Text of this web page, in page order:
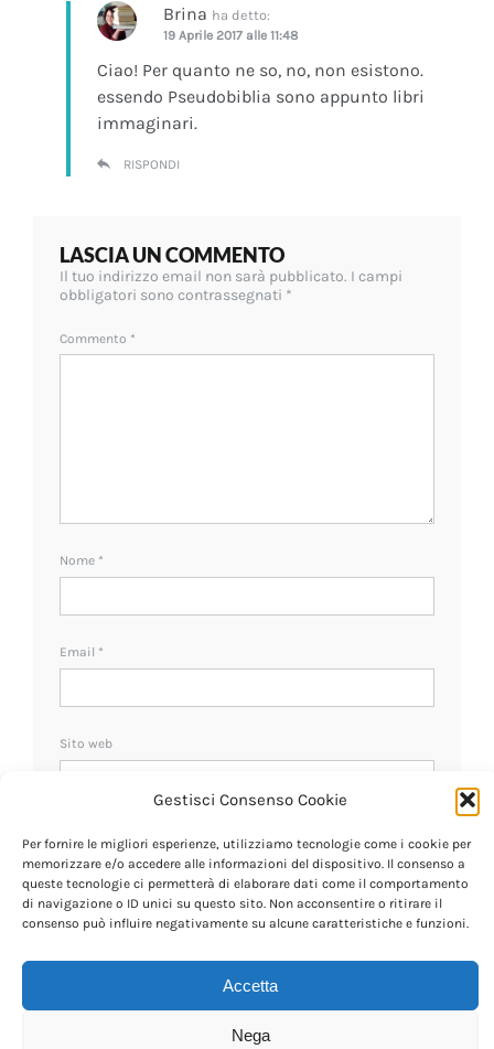
Gestisci Consenso Cookie
Per fornire le migliori esperienze, utilizziamo tecnologie come i cookie per
memorizzare e/o accedere alle informazioni del dispositivo. Il consenso a
queste tecnologie ci permetterà di elaborare dati come il comportamento
di navigazione o ID unici su questo sito. Non acconsentire o ritirare il
consenso può influire negativamente su alcune caratteristiche e funzioni.
Accetta
Nega
Brina ha detto:
19 Aprile 2017 alle 11:48
Ciao! Per quanto ne so, no, non esistono.
essendo Pseudobiblia sono appunto libri
immaginari.
RISPONDI
LASCIA UN COMMENTO
Il tuo indirizzo email non sarà pubblicato. I campi
obbligatori sono contrassegnati *
Commento *
Nome *
Email *
Sito web
Ricevi un avviso se ci sono nuovi commenti.